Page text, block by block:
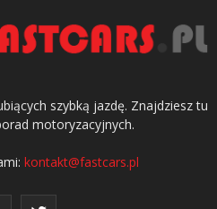
szybką jazdę. Znajdziesz tu
motoryzacyjnych.
kontakt@fastcars.pl